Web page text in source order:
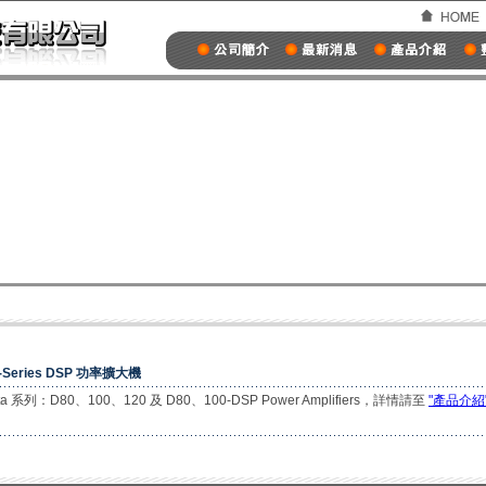
DSP 功率擴大機
系列：D80、100、120 及 D80、100-DSP Power Amplifiers，詳情請至 "產品介